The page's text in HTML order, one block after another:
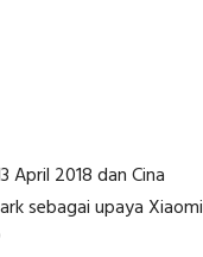
April 2018 dan Cina
sebagai upaya Xiaomi